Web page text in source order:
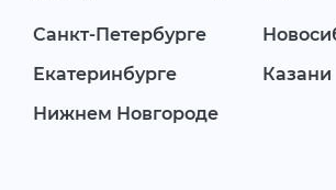
Санкт-Петербурге
Екатеринбурге
Казани
Нижнем Новгороде